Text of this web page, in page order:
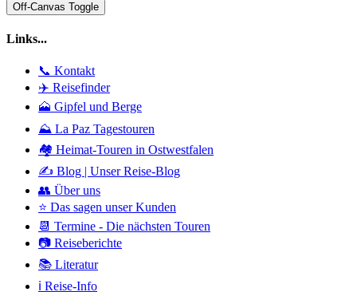
Off-Canvas Toggle
Links...
📞 Kontakt
✈️ Reisefinder
🗻 Gipfel und Berge
⛰️ La Paz Tagestouren
🏘️ Heimat-Touren in Ostwestfalen
✍️ Blog | Unser Reise-Blog
👥 Über uns
⭐ Das sagen unser Kunden
📆 Termine - Die nächsten Touren
📷 Reiseberichte
📚 Literatur
ℹ️ Reise-Info